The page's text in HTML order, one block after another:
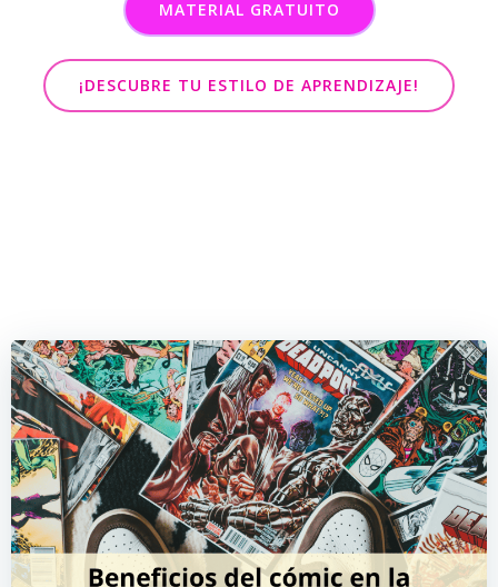
MATERIAL GRATUITO
¡DESCUBRE TU ESTILO DE APRENDIZAJE!